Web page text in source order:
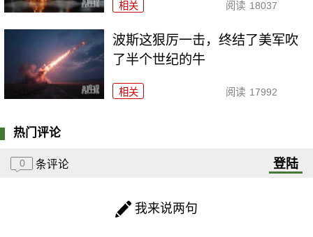
相关 阅读 18037
波斯这狠厉一击，终结了美军吹
了半个世纪的牛
相关 阅读 17992
热门评论
0 条评论 登陆
我来说两句